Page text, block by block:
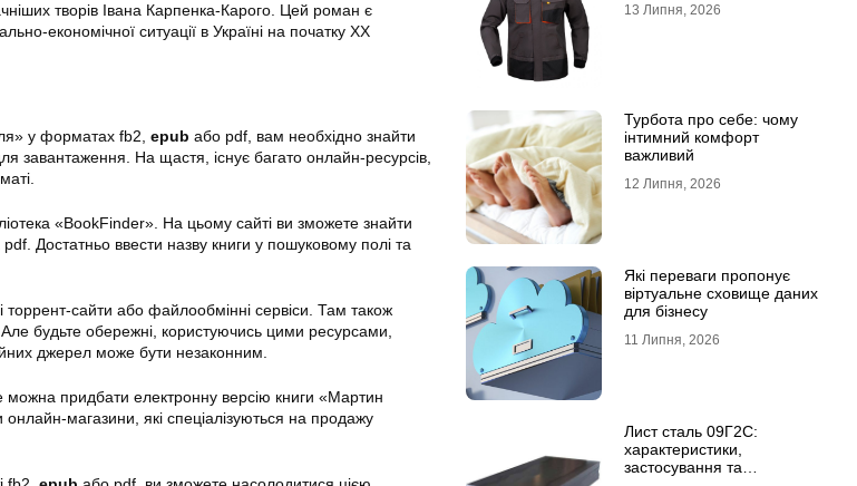
творів Івана Карпенка-Карого. Цей роман є
економічної ситуації в Україні на початку XX
у форматах fb2, epub або pdf, вам необхідно знайти
завантаження. На щастя, існує багато онлайн-ресурсів,
«BookFinder». На цьому сайті ви зможете знайти
pdf. Достатньо ввести назву книги у пошуковому полі та
торрент-сайти або файлообмінні сервіси. Там також
будьте обережні, користуючись цими ресурсами,
джерел може бути незаконним.
можна придбати електронну версію книги «Мартин
магазини, які спеціалізуються на продажу
13 Липня, 2026
Турбота про себе: чому
інтимний комфорт
важливий
12 Липня, 2026
Які переваги пропонує
віртуальне сховище даних
для бізнесу
11 Липня, 2026
Лист сталь 09Г2С:
характеристики,
застосування та